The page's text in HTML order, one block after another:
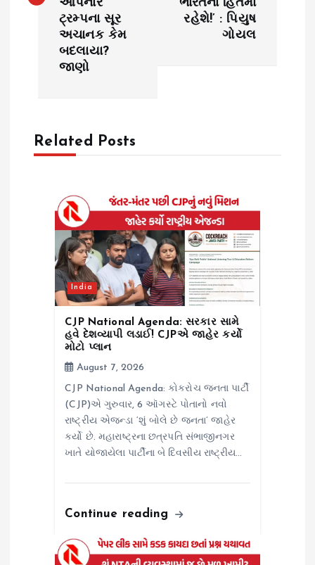
t
આપનાર
ટ્રમ્પના સૂર
અચાનક કેમ
બદલાયા?
જાણો
ભારતના હિતમાં
રહેશે!’ : પિયુષ
ગોયલ
Related Posts
India
CJP National Agenda: સરકાર સામે
હવે દેશવ્યાપી લડાઈ! CJPએ જાહેર કર્યો
મોટો પ્લાન
August 7, 2026
CJP National Agenda: કોકરોચ જનતા પાર્ટી
(CJP)એ ગુરુવાર, 6 ઑગસ્ટે પોતાનો નવો
રાષ્ટ્રીય એજન્ડા ‘શું બોલે છે જનતા’ જાહેર
કર્યો છે. મહારાષ્ટ્રના છત્રપતિ સંભાજીનગર
ખાતે યોજાયેલા પાર્ટીના બે દિવસીય રાષ્ટ્રીય…
Continue reading